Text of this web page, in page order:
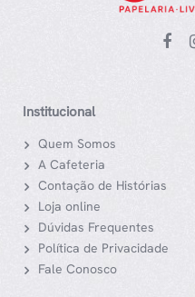
Institucional
Quem Somos
A Cafeteria
Contação de Histórias
Loja online
Dúvidas Frequentes
Política de Privacidade
Fale Conosco